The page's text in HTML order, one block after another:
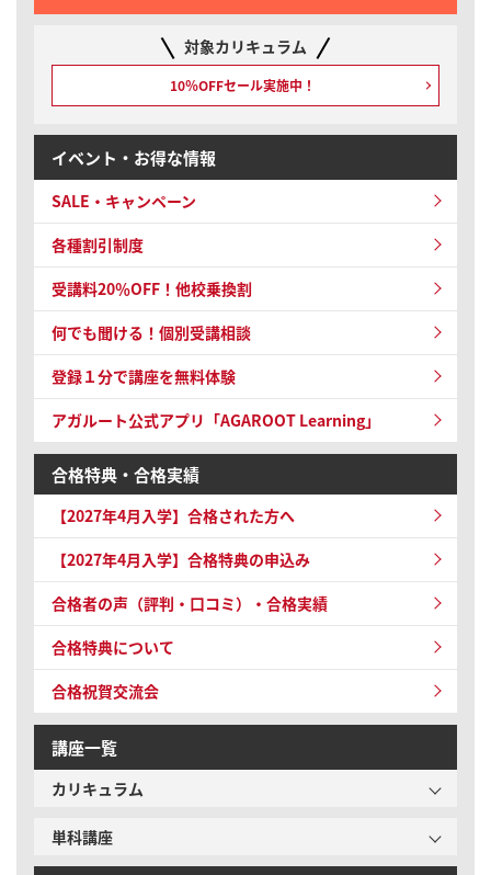
対象カリキュラム
10％OFFセール実施中！
イベント・お得な情報
SALE・キャンペーン
各種割引制度
受講料20％OFF！他校乗換割
何でも聞ける！個別受講相談
登録１分で講座を無料体験
アガルート公式アプリ「AGAROOT Learning」
合格特典・合格実績
【2027年4月入学】 合格された方へ
【2027年4月入学】 合格特典の申込み
合格者の声（評判・口コミ）・合格実績
合格特典について
合格祝賀交流会
講座一覧
カリキュラム
単科講座